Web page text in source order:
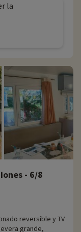
la
- 6/8
reversible y TV
grande,